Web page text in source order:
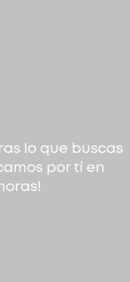
lo que buscas
por tí en